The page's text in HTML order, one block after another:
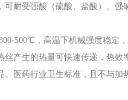
可耐受强酸（硫酸、盐酸）、
500℃，高温下机械强度稳定
产生的热量可快速传递，热效
医药行业卫生标准，且不与加